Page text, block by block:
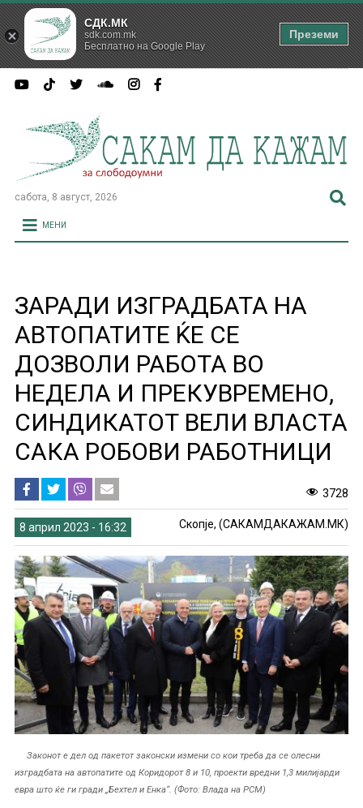
сабота, 8 август, 2026
МЕНИ
ЗАРАДИ ИЗГРАДБАТА НА
АВТОПАТИТЕ ЌЕ СЕ
ДОЗВОЛИ РАБОТА ВО
НЕДЕЛА И ПРЕКУВРЕМЕНО,
СИНДИКАТОТ ВЕЛИ ВЛАСТА
САКА РОБОВИ РАБОТНИЦИ
3728
8 април 2023 - 16:32 Скопје, (САКАМДАКАЖАМ.МК)
Законот е дел од пакетот законски измени со кои треба да се олесни
изградбата на автопатите од Коридорот 8 и 10, проекти вредни 1,3 милијарди
евра што ќе ги гради „Бехтел и Енка“. (Фото: Влада на РСМ)
СДК.МК
sdk.com.mk
Бесплатно на Google Play
Преземи